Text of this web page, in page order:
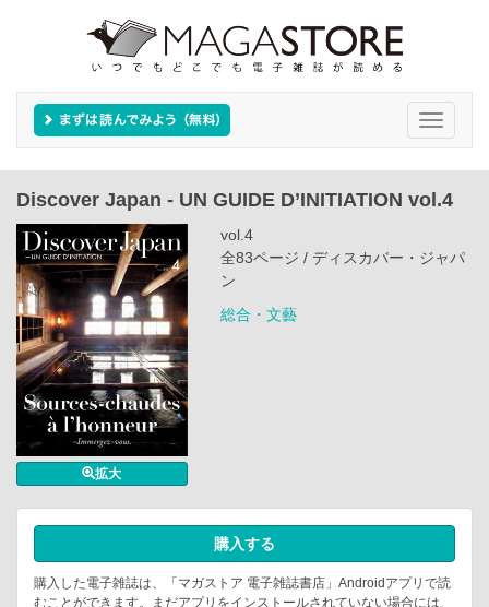
Toggle
Discover Japan - UN GUIDE D’INITIATION vol.4
拡大
vol.4
全83ページ / ディスカバー・ジャパ
ン
総合・文藝
購入する
購入した電子雑誌は、「マガストア 電子雑誌書店」Androidアプリで読
むことができます。まだアプリをインストールされていない場合には、